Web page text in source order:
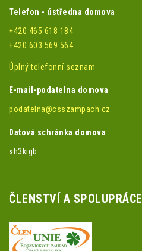
Telefon - ústředna domova
+420 465 618 184
+420 603 569 564
Úplný telefonní seznam
E-mail-podatelna domova
podatelna@csszampach.cz
Datová schránka domova
sh3kigb
ČLENSTVÍ A SPOLUPRÁCE